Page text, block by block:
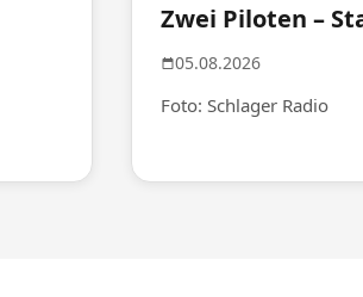
Zwei Piloten –
05.08.2026
Foto: Schlager Radio